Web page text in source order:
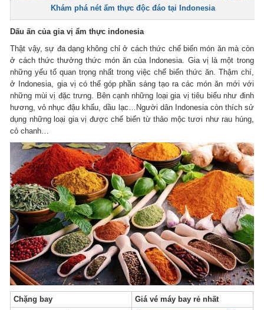
Khám phá nét ẩm thực độc đáo tại Indonesia
Dấu ấn của gia vị ẩm thực indonesia
Thật vậy, sự đa dạng không chỉ ở cách thức chế biến món ăn mà còn
ở cách thức thưởng thức món ăn của Indonesia. Gia vị là một trong
những yếu tố quan trọng nhất trong việc chế biến thức ăn. Thậm chí,
ở Indonesia, gia vị có thể góp phần sáng tạo ra các món ăn mới với
những mùi vị đặc trưng. Bên cạnh những loại gia vị tiêu biểu như đinh
hương, vỏ nhục đậu khấu, dầu lạc…Người dân Indonesia còn thích sử
dụng những loại gia vị được chế biến từ thảo mộc tươi như rau húng,
cỏ chanh…
Chặng bay
Giá vé máy bay rẻ nhất